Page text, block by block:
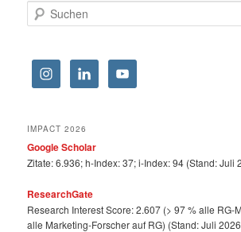
Suchen
IMPACT 2026
Google Scholar
Zitate: 6.936; h-Index: 37; i-Index: 94 (Stand: Juli
ResearchGate
Research Interest Score: 2.607 (> 97 % alle RG-
alle Marketing-Forscher auf RG) (Stand: Juli